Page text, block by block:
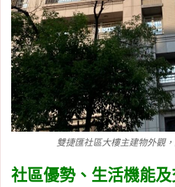
雙捷匯社區大樓主建物外觀
社區優勢、生活機能